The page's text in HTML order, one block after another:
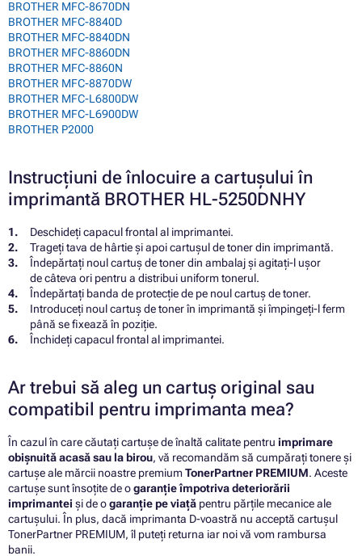
BROTHER MFC-8670DN
BROTHER MFC-8840D
BROTHER MFC-8840DN
BROTHER MFC-8860DN
BROTHER MFC-8860N
BROTHER MFC-8870DW
BROTHER MFC-L6800DW
BROTHER MFC-L6900DW
BROTHER P2000
Instrucțiuni de înlocuire a cartușului în
imprimantă BROTHER HL-5250DNHY
Deschideți capacul frontal al imprimantei.
Trageți tava de hârtie și apoi cartușul de toner din imprimantă.
Îndepărtați noul cartuș de toner din ambalaj și agitați-l ușor
de câteva ori pentru a distribui uniform tonerul.
Îndepărtați banda de protecție de pe noul cartuș de toner.
Introduceți noul cartuș de toner în imprimantă și împingeți-l ferm
până se fixează în poziție.
Închideți capacul frontal al imprimantei.
Ar trebui să aleg un cartuș original sau
compatibil pentru imprimanta mea?
În cazul în care căutați cartușe de înaltă calitate pentru imprimare
obișnuită acasă sau la birou, vă recomandăm să cumpărați tonere și
cartușe ale mărcii noastre premiumTonerPartner PREMIUM. Aceste
cartușe sunt însoțite de ogaranție împotriva deteriorării
imprimantei și de ogaranție pe viață pentru părțile mecanice ale
cartușului. În plus, dacă imprimanta D-voastră nu acceptă cartușul
TonerPartner PREMIUM, îl puteți returna iar noi vă vom rambursa
banii.